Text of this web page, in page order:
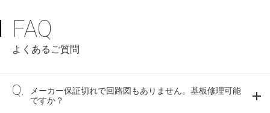
FAQ
よくあるご質問
メーカー保証切れで回路図もありません。基板修理可能
ですか？